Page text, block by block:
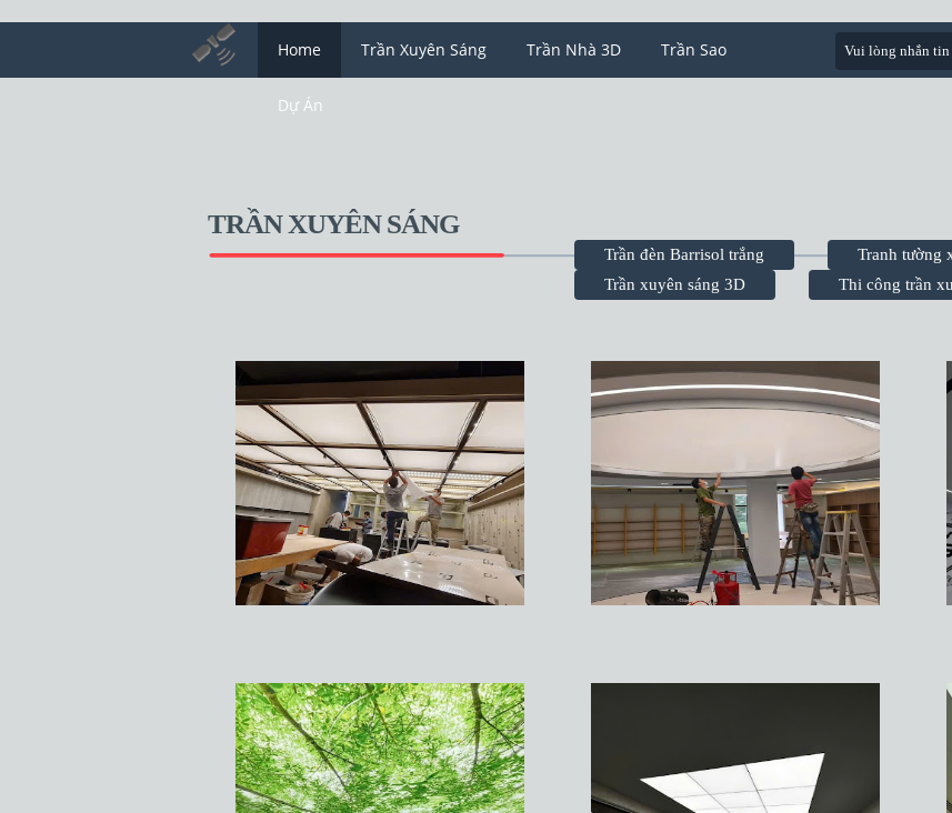
Home Trần Xuyên Sáng Trần Nhà 3D Trần Sao
Dự Án
TRẦN XUYÊN SÁNG
Trần đèn Barrisol trắng Tranh tường
Trần xuyên sáng 3D
Thi công trần